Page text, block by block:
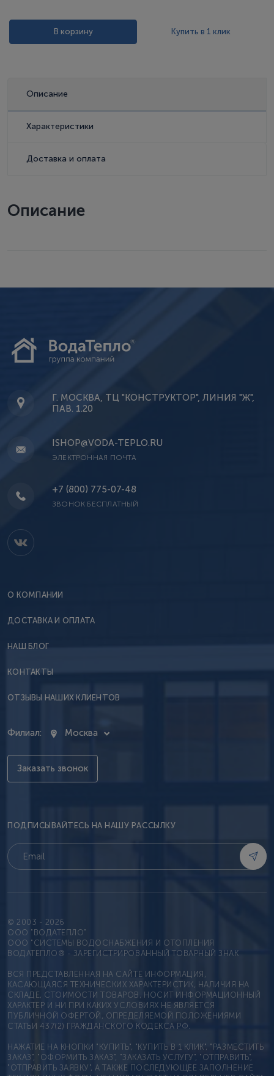
В корзину Купить в 1 клик
Описание
Характеристики
Доставка и оплата
Описание
Г. МОСКВА, ТЦ "КОНСТРУКТОР", ЛИНИЯ "Ж",
ПАВ. 1.20
ISHOP@VODA-TEPLO.RU
ЭЛЕКТРОННАЯ ПОЧТА
+7 (800) 775-07-48
ЗВОНОК БЕСПЛАТНЫЙ
О КОМПАНИИ
ДОСТАВКА И ОПЛАТА
НАШ БЛОГ
КОНТАКТЫ
ОТЗЫВЫ НАШИХ КЛИЕНТОВ
Филиал: Москва
Заказать звонок
ПОДПИСЫВАЙТЕСЬ НА НАШУ РАССЫЛКУ
© 2003 - 2026
OOO "ВОДАТЕПЛО"
ООО "СИСТЕМЫ ВОДОСНАБЖЕНИЯ И ОТОПЛЕНИЯ
ВОДАТЕПЛО® - ЗАРЕГИСТРИРОВАННЫЙ ТОВАРНЫЙ ЗНАК
ВСЯ ПРЕДСТАВЛЕННАЯ НА САЙТЕ ИНФОРМАЦИЯ,
КАСАЮЩАЯСЯ ТЕХНИЧЕСКИХ ХАРАКТЕРИСТИК, НАЛИЧИЯ НА
СКЛАДЕ, СТОИМОСТИ ТОВАРОВ, НОСИТ ИНФОРМАЦИОННЫЙ
ХАРАКТЕР И НИ ПРИ КАКИХ УСЛОВИЯХ НЕ ЯВЛЯЕТСЯ
ПУБЛИЧНОЙ ОФЕРТОЙ, ОПРЕДЕЛЯЕМОЙ ПОЛОЖЕНИЯМИ
СТАТЬИ 437(2) ГРАЖДАНСКОГО КОДЕКСА РФ.
НАЖАТИЕ НА КНОПКИ "КУПИТЬ", "КУПИТЬ В 1 КЛИК", "РАЗМЕСТИТЬ
ЗАКАЗ", "ОФОРМИТЬ ЗАКАЗ", "ЗАКАЗАТЬ УСЛУГУ", "ОТПРАВИТЬ",
"ОТПРАВИТЬ ЗАЯВКУ", А ТАКЖЕ ПОСЛЕДУЮЩЕЕ ЗАПОЛНЕНИЕ